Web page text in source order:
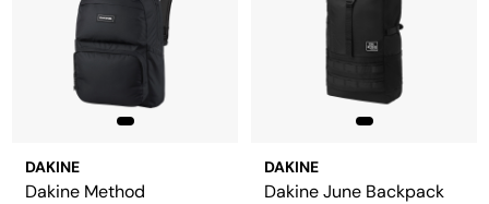
DAKINE
Dakine Method
DAKINE
Dakine June Backpack